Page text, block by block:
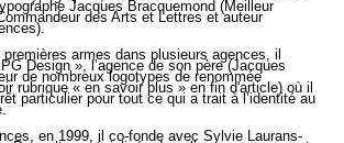
Jacques Bracquemond (Meilleur
des Arts et Lettres et auteur
armes dans plusieurs agences, il
Design », l’agence de son père (Jacques
de nombreux logotypes de renommée
rubrique « en savoir plus » en fin d'article) où il
particulier pour tout ce qui a trait à l’identité au
en 1999, il co-fonde avec Sylvie Laurans-